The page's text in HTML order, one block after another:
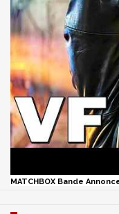
MATCHBOX Bande